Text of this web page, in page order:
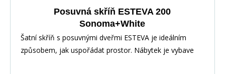
Posuvná skříň ESTEVA 200
Sonoma+White
Šatní skříň s posuvnými dveřmi ESTEVA je ideálním
způsobem, jak uspořádat prostor. Nábytek je vybave